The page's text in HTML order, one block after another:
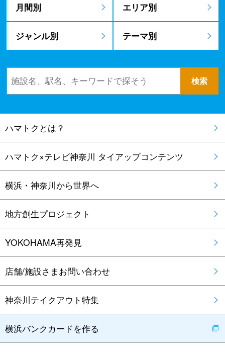
月間別 エリア別
ジャンル別 テーマ別
ハマトクとは？
ハマトク×テレビ神奈川 タイアップコンテンツ
横浜・神奈川から世界へ
地方創生プロジェクト
YOKOHAMA再発見
店舗/施設さまお問い合わせ
神奈川テイクアウト特集
横浜バンクカードを作る